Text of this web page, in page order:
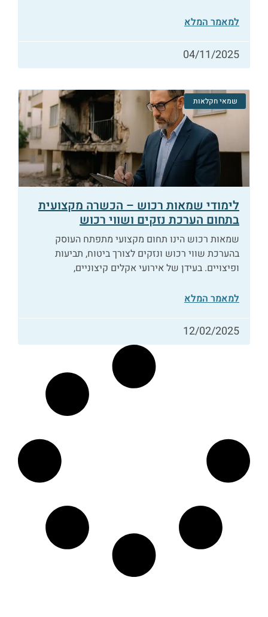
למאמר המלא
04/11/2025
שמאי חקלאות
לימודי שמאות רכוש – הכשרה מקצועית
בתחום הערכת נזקים ושווי רכוש
שמאות רכוש הינו תחום מקצועי מתפתח העוסק
בהערכת שווי רכוש ונזקים לצורך ביטוח, תביעות
ופיצויים. בעידן של אירועי אקלים קיצוניים,
למאמר המלא
12/02/2025